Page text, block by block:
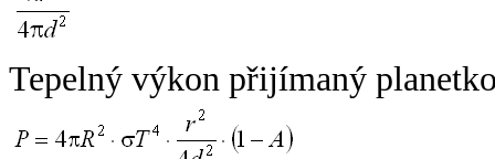
Tepelný výkon přijímaný